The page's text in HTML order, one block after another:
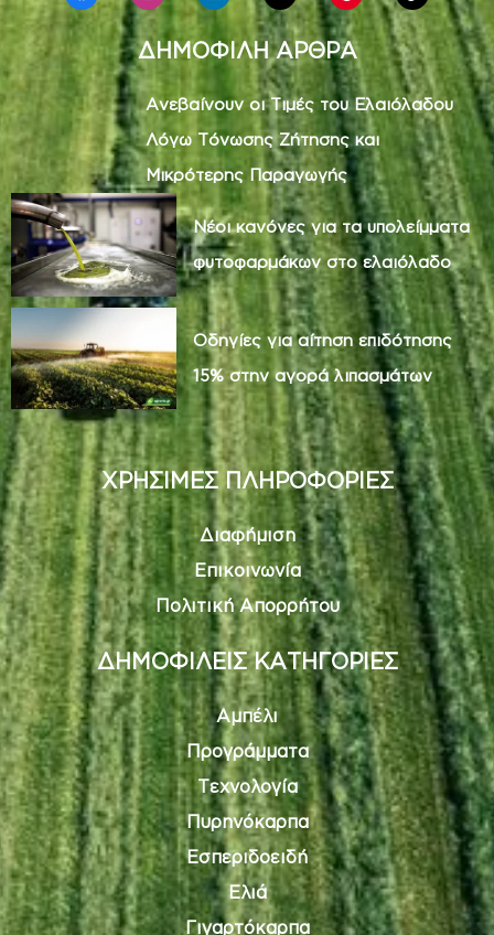
ΔΗΜΟΦΙΛΗ ΑΡΘΡΑ
Ανεβαίνουν οι Τιμές του Ελαιόλαδου
Λόγω Τόνωσης Ζήτησης και
Μικρότερης Παραγωγής
Νέοι κανόνες για τα υπολείμματα
φυτοφαρμάκων στο ελαιόλαδο
Οδηγίες για αίτηση επιδότησης
15% στην αγορά λιπασμάτων
ΧΡΗΣΙΜΕΣ ΠΛΗΡΟΦΟΡΙΕΣ
Διαφήμιση
Επικοινωνία
Πολιτική Απορρήτου
ΔΗΜΟΦΙΛΕΙΣ ΚΑΤΗΓΟΡΙΕΣ
Αμπέλι
Προγράμματα
Τεχνολογία
Πυρηνόκαρπα
Εσπεριδοειδή
Ελιά
Γιγαρτόκαρπα